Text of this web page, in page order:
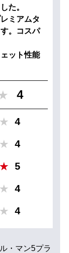
た。
ミアムタ
。コスパ
ット性能
4
4
4
5
4
4
・マン5プラ